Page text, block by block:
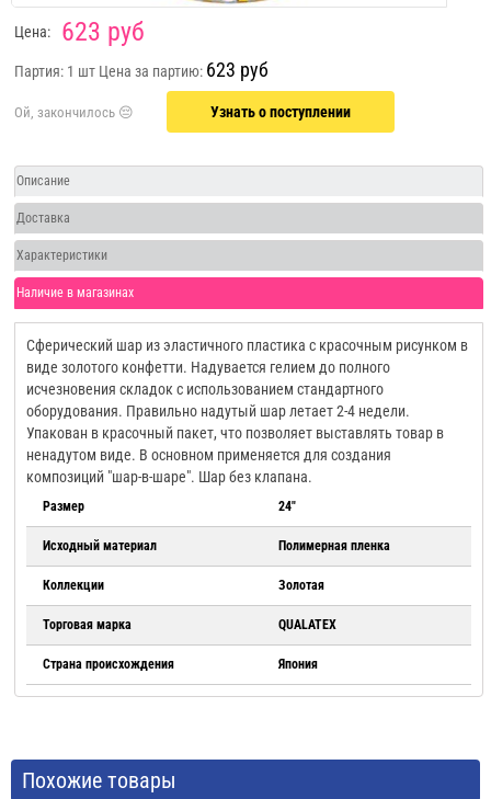
Цена: 623 руб
Партия: 1 шт Цена за партию: 623 руб
Узнать о поступлении
Описание
Доставка
Характеристики
Наличие в магазинах
Сферический шар из эластичного пластика с красочным рисунком в
виде золотого конфетти. Надувается гелием до полного
исчезновения складок с использованием стандартного
оборудования. Правильно надутый шар летает 2-4 недели.
Упакован в красочный пакет, что позволяет выставлять товар в
ненадутом виде. В основном применяется для создания
композиций "шар-в-шаре". Шар без клапана.
Размер 24"
Исходный материал Полимерная пленка
Коллекции Золотая
Торговая марка QUALATEX
Страна происхождения Япония
Похожие товары